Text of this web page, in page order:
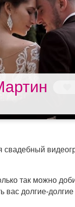
свадебный
так можно
вас долгие-